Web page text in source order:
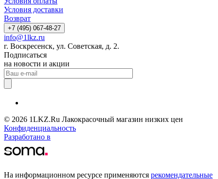
Условия доставки
Возврат
+7 (495) 067-48-27
info@1lkz.ru
г. Воскресенск, ул. Советская, д. 2.
Подписаться
на новости и акции
© 2026 1LKZ.Ru Лакокрасочный магазин низких цен
Конфиденциальность
Разработано в
На информационном ресурсе применяются рекомендательные